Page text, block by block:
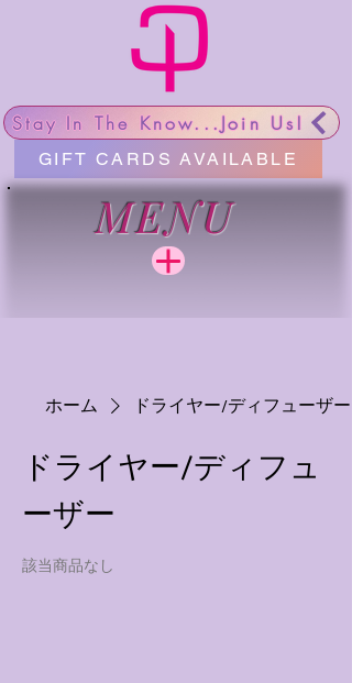
Stay In The Know...Join Us!
MENU
GIFT CARDS AVAILABLE
ホーム ドライヤー/ディフューザー
ドライヤー/ディフュ
ーザー
該当商品なし